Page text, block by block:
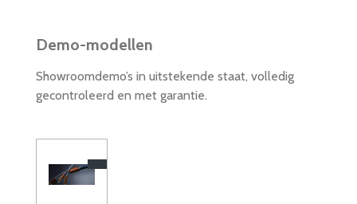
Demo-modellen
Showroomdemo’s in uitstekende staat, volledig
gecontroleerd en met garantie.